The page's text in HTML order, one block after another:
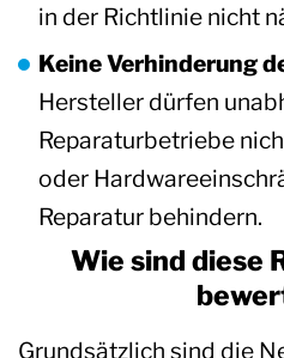
in der Richtlinie nicht
Keine Verhinderung
Hersteller dürfen
Reparaturbetriebe
oder
Reparatur behindern.
Wie sind diese
Grundsätzlich sind die